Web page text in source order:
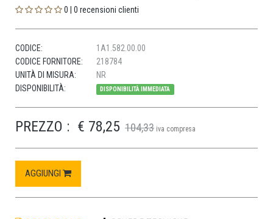
0 | 0 recensioni clienti
CODICE:
1A1.582.00.00
CODICE FORNITORE:
218784
UNITÀ DI MISURA:
NR
DISPONIBILITÀ:
DISPONIBILITÀ IMMEDIATA
PREZZO : € 78,25 104,33 iva compresa
AGGIUNGI